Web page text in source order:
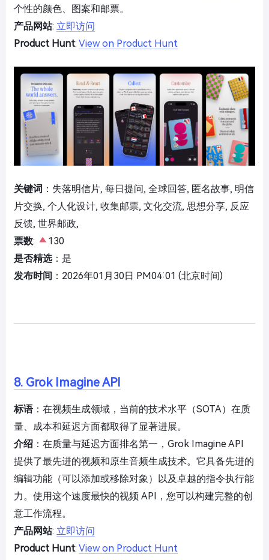
个性的颜色、图案和邮票。
产品网站: 立即访问
Product Hunt: View on Product Hunt
关键词 ：失落明信片, 每日提问, 全球回答, 匿名故事, 明信
片交换, 个人化设计, 收集邮票, 文化交流, 思想分享, 反应
反馈, 世界邮政,
票数:
130
是否精选：是
发布时间 ：2026年01月30日 PM04:01 (北京时间)
8. Grok Imagine API
标语：在视频生成领域，当前的技术水平（SOTA）在质
量、成本和延迟方面都取得了显著进展。
介绍 ：在质量与延迟方面排名第一，Grok Imagine API
提供了最先进的视频和原生音频生成技术。它具备先进的
编辑功能（可以添加或移除对象）以及卓越的指令执行能
力。使用这个速度最快的视频 API，您可以构建完整的创
意工作流程。
产品网站: 立即访问
Product Hunt: View on Product Hunt